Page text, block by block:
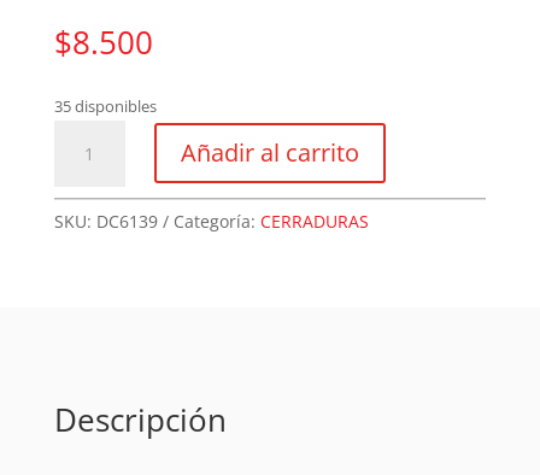
$8.500
35 disponibles
Mueble
19
Añadir al carrito
SKU: DC6139 Categoría: CERRADURAS
Descripción